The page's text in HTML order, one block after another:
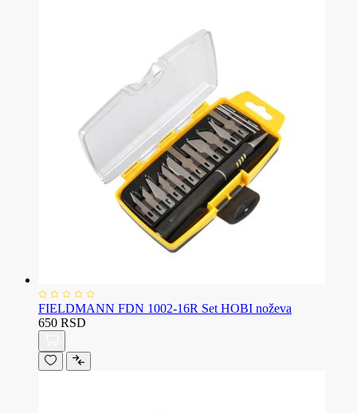
FIELDMANN FDN 1002-16R Set HOBI noževa
650 RSD